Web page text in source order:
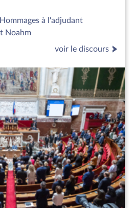
à l'adjudant
Noahm
voir le discours